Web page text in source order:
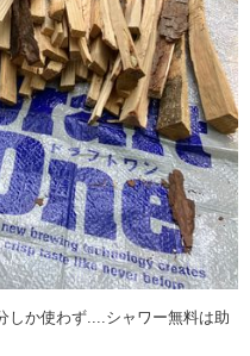
しか使わず....シャワー無料は助